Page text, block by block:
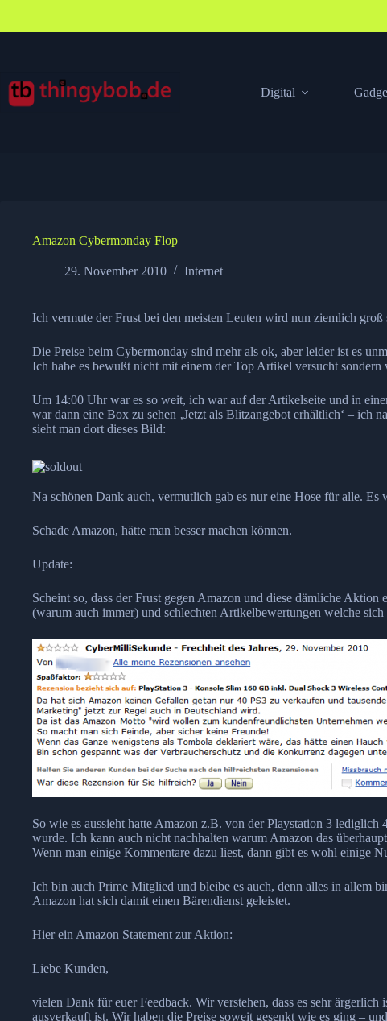
springen
Digital
Amazon Cybermonday Flop
29. November 2010 Internet
Ich vermute der Frust bei den meisten Leuten wird nun ziemlich groß
Die Preise beim Cybermonday sind mehr als ok, aber leider ist es
Ich habe es bewußt nicht mit einem der Top Artikel versucht
Um 14:00 Uhr war es so weit, ich war auf der Artikelseite und in
war dann eine Box zu sehen ‚Jetzt als Blitzangebot erhältlich‘ –
sieht man dort dieses Bild:
Na schönen Dank auch, vermutlich gab es nur eine Hose für alle.
Schade Amazon, hätte man besser machen können.
Update:
Scheint so, dass der Frust gegen Amazon und diese dämliche
(warum auch immer) und schlechten Artikelbewertungen welche
So wie es aussieht hatte Amazon z.B. von der Playstation 3
wurde. Ich kann auch nicht nachhalten warum Amazon das
Wenn man einige Kommentare dazu liest, dann gibt es wohl einige
Ich bin auch Prime Mitglied und bleibe es auch, denn alles in allem
Amazon hat sich damit einen Bärendienst geleistet.
Hier ein Amazon Statement zur Aktion:
Liebe Kunden,
vielen Dank für euer Feedback. Wir verstehen, dass es sehr
ausverkauft ist. Wir haben die Preise soweit gesenkt wie es ging –